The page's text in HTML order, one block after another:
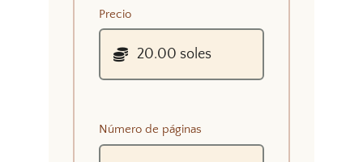
Precio
Número de páginas